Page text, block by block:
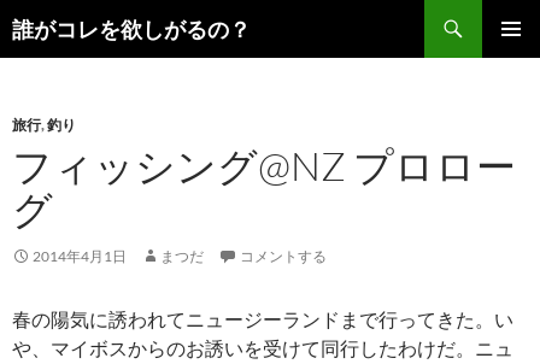
コ
ン
ツ
へ
キ
誰がコレを欲しがるの？
検
索
旅行,釣り
フィッシング@NZ プロロー
グ
2014年4月1日 まつだ コメントする
春の陽気に誘われてニュージーランドまで行ってきた。い
や、マイボスからのお誘いを受けて同行したわけだ。ニュ